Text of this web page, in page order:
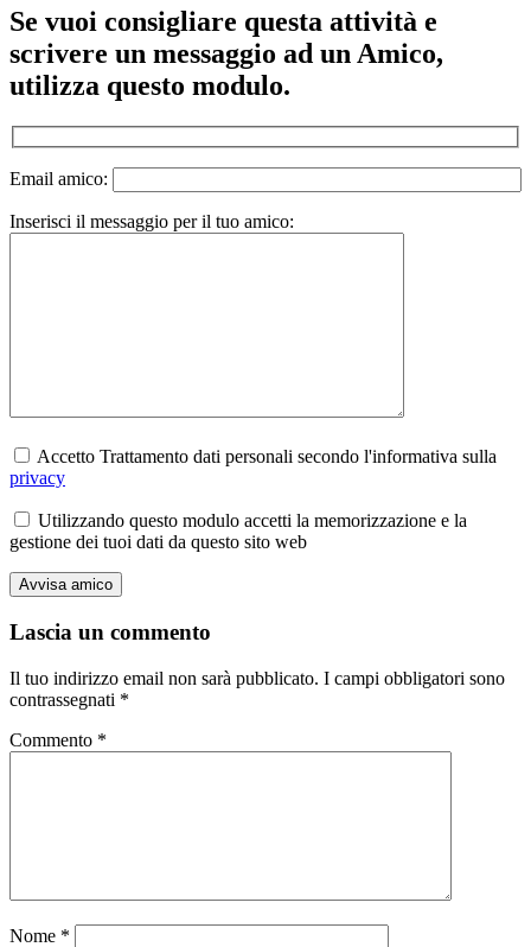
Se vuoi consigliare questa attività e
scrivere un messaggio ad un Amico,
utilizza questo modulo.
Email amico:
Inserisci il messaggio per il tuo amico:
Accetto Trattamento dati personali secondo l'informativa sulla
privacy
Utilizzando questo modulo accetti la memorizzazione e la
gestione dei tuoi dati da questo sito web
Lascia un commento
Il tuo indirizzo email non sarà pubblicato. I campi obbligatori sono
contrassegnati *
Commento *
Nome *